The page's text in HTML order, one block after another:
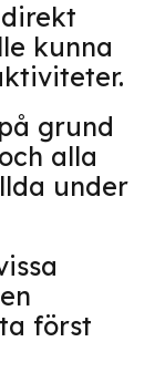
kunna
grund
alla
under
först